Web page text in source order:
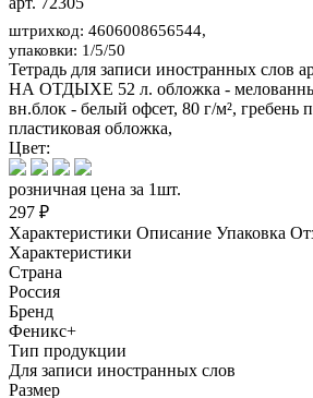
штрихкод: 4606008656544,
упаковки: 1/5/50
Тетрадь для записи иностранных
НА ОТДЫХЕ 52 л. обложка -
вн.блок - белый офсет, 80 г/м², гребень
пластиковая обложка,
Цвет:
розничная цена за 1шт.
297 ₽
Характеристики Описание Упаковка
Характеристики
Страна
Россия
Бренд
Феникс+
Тип продукции
Для записи иностранных слов
Размер